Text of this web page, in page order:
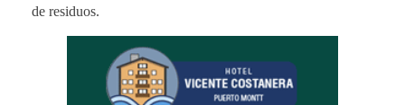
de residuos.